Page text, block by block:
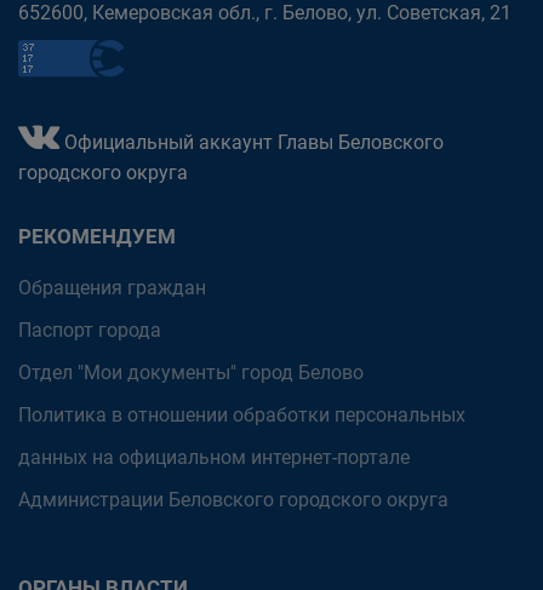
652600, Кемеровская обл., г. Белово, ул. Советская, 21
Официальный аккаунт Главы Беловского
городского округа
РЕКОМЕНДУЕМ
Обращения граждан
Паспорт города
Отдел "Мои документы" город Белово
Политика в отношении обработки персональных
данных на официальном интернет-портале
Администрации Беловского городского округа